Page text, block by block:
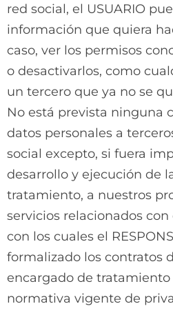
red social, el USUARIO
información que quiera
caso, ver los permisos
o desactivarlos, como
un tercero que ya no se
No está prevista ninguna
datos personales a
social excepto, si fuera
desarrollo y ejecución de
tratamiento, a nuestros
servicios relacionados
con los cuales el
formalizado los contratos
encargado de tratamiento
normativa vigente de